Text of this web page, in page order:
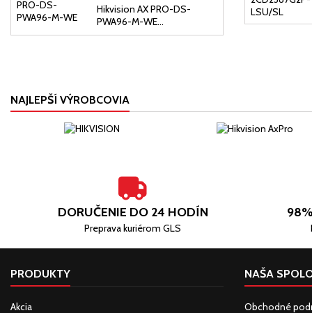
Hikvision AX PRO-DS-
PWA96-M-WE...
NAJLEPŠÍ VÝROBCOVIA
DORUČENIE DO 24 HODÍN
Preprava kuriérom GLS
PRODUKTY
Akcia
NAŠA
Obchodné